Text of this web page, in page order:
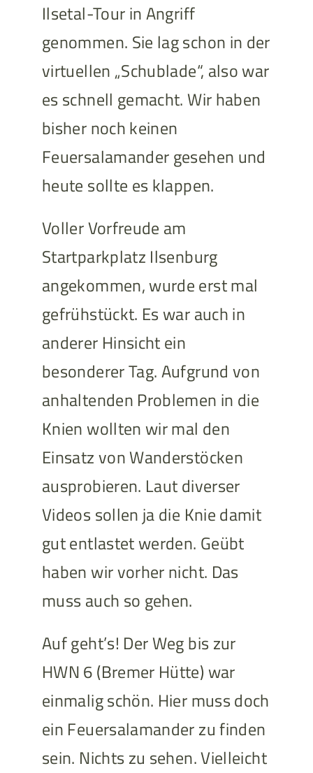
Ilsetal-Tour in Angriff
genommen. Sie lag schon in der
virtuellen „Schublade“, also war
es schnell gemacht. Wir haben
bisher noch keinen
Feuersalamander gesehen und
heute sollte es klappen.
Voller Vorfreude am
Startparkplatz Ilsenburg
angekommen, wurde erst mal
gefrühstückt. Es war auch in
anderer Hinsicht ein
besonderer Tag. Aufgrund von
anhaltenden Problemen in die
Knien wollten wir mal den
Einsatz von Wanderstöcken
ausprobieren. Laut diverser
Videos sollen ja die Knie damit
gut entlastet werden. Geübt
haben wir vorher nicht. Das
muss auch so gehen.
Auf geht’s! Der Weg bis zur
HWN 6 (Bremer Hütte) war
einmalig schön. Hier muss doch
ein Feuersalamander zu finden
sein. Nichts zu sehen. Vielleicht